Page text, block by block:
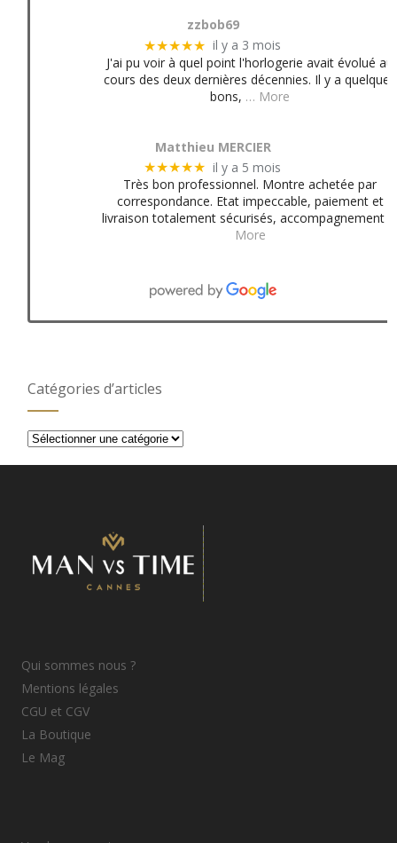
zzbob69
★★★★★ il y a 3 mois
J'ai pu voir à quel point l'horlogerie avait évolué au
cours des deux dernières décennies. Il y a quelques
bons, … More
Matthieu MERCIER
★★★★★ il y a 5 mois
Très bon professionnel. Montre achetée par
correspondance. Etat impeccable, paiement et
livraison totalement sécurisés, accompagnement
More
Catégories d’articles
Catégories
Qui sommes nous ?
Mentions légales
CGU et CGV
La Boutique
Le Mag